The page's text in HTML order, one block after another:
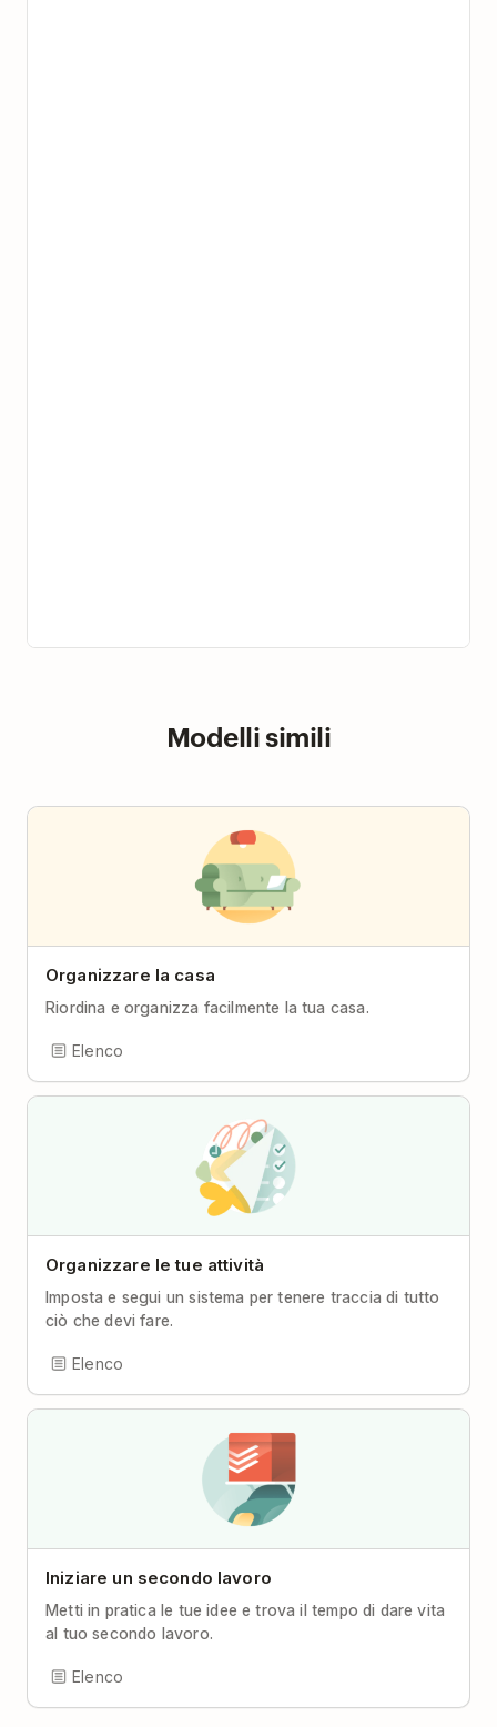
Modelli simili
Organizzare la casa
Riordina e organizza facilmente la tua casa.
Elenco
Organizzare le tue attività
Imposta e segui un sistema per tenere traccia di tutto
ciò che devi fare.
Elenco
Iniziare un secondo lavoro
Metti in pratica le tue idee e trova il tempo di dare vita
al tuo secondo lavoro.
Elenco